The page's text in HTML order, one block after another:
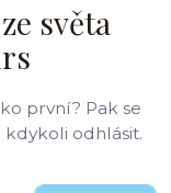
světa
první? Pak se
odhlásit.